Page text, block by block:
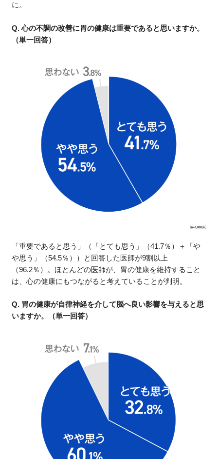
に。
Q. 心の不調の改善に胃の健康は重要であると思いますか。
（単一回答）
「重要であると思う」（「とても思う」（41.7％）＋「や
や思う」（54.5％））と回答した医師が9割以上
（96.2％）。ほとんどの医師が、胃の健康を維持すること
は、心の健康にもつながると考えていることが判明。
Q. 胃の健康が自律神経を介して脳へ良い影響を与えると思
いますか。（単一回答）